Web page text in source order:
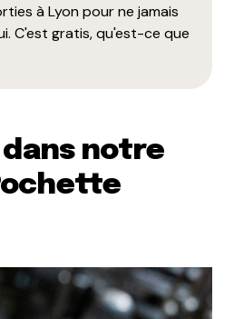
à Lyon pour ne jamais
C'est gratis, qu'est-ce que
notre